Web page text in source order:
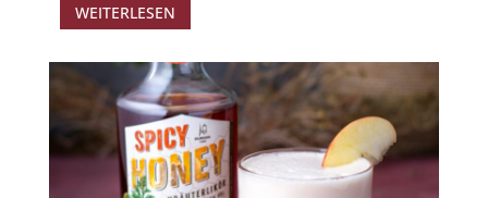
WEITERLESEN